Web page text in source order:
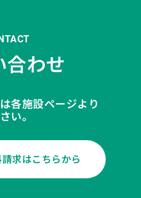
合わせ
各施設ページより
い。
求はこちらから